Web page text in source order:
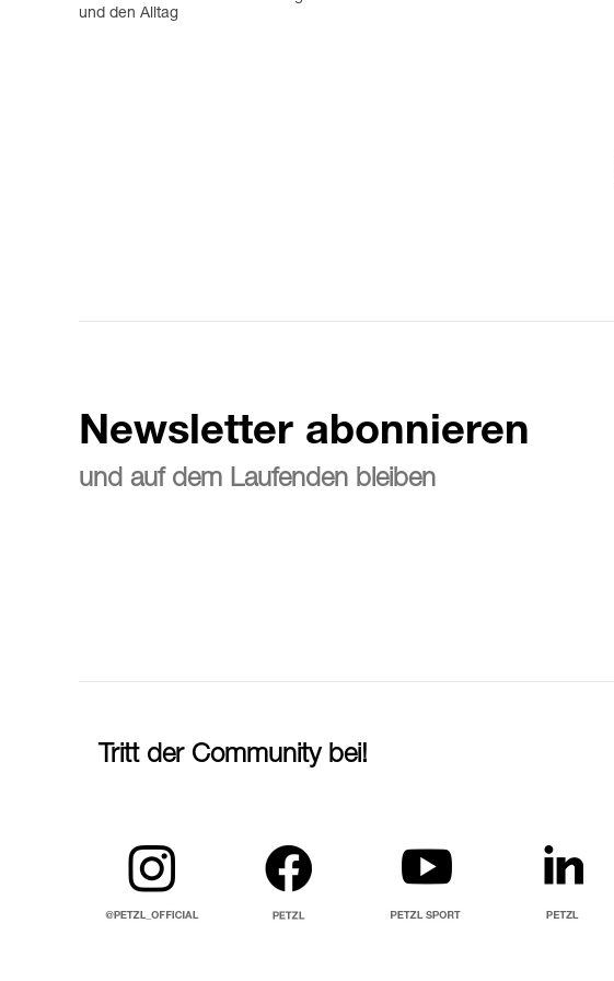
und den Alltag
Newsletter abonnieren
und auf dem Laufenden bleiben
Tritt der Community bei!